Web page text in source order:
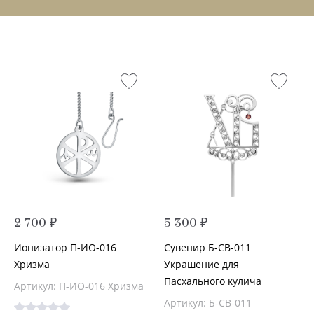
2 700 ₽
Ионизатор П-ИО-016
Хризма
Артикул: П-ИО-016 Хризма
5 300 ₽
Сувенир Б-СВ-011
Украшение для
Пасхального кулича
Артикул: Б-СВ-011